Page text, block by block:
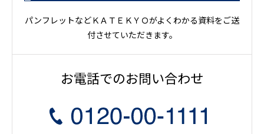
パンフレットなどＫＡＴＥＫＹＯがよくわかる資料をご送
付させていただきます。
お電話でのお問い合わせ